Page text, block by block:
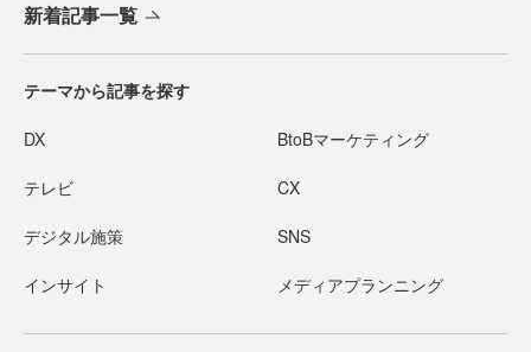
新着記事一覧
テーマから記事を探す
DX BtoBマーケティング
テレビ CX
デジタル施策 SNS
インサイト メディアプランニング